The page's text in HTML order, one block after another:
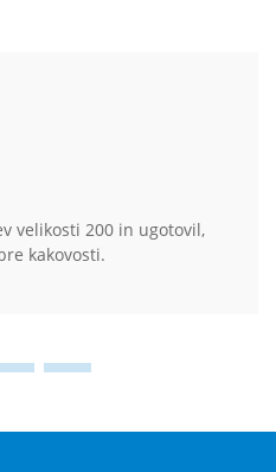
velikosti 200 in ugotovil,
kakovosti.